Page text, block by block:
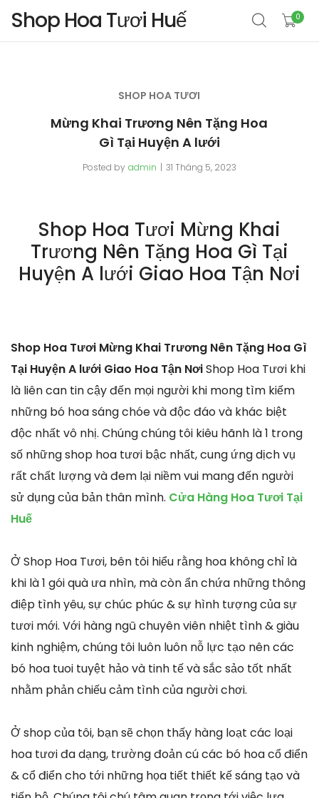
Shop Hoa Tươi Huế 0
SHOP HOA TƯƠI
Mừng Khai Trương Nên Tặng Hoa
Gì Tại Huyện A lưới
Posted by admin 31 Tháng 5, 2023
Shop Hoa Tươi Mừng Khai
Trương Nên Tặng Hoa Gì Tại
Huyện A lưới Giao Hoa Tận Nơi
Shop Hoa Tươi Mừng Khai Trương Nên Tặng Hoa Gì
Tại Huyện A lưới Giao Hoa Tận NơiShop Hoa Tươi khi
là liên can tin cậy đến mọi người khi mong tìm kiếm
những bó hoa sáng chóe và độc đáo và khác biệt
độc nhất vô nhị. Chúng chúng tôi kiêu hãnh là 1 trong
số những shop hoa tươi bậc nhất, cung ứng dịch vụ
rất chất lượng và đem lại niềm vui mang đến người
sử dụng của bản thân mình. Cửa Hàng Hoa Tươi Tại
Huế
Ở Shop Hoa Tươi, bên tôi hiểu rằng hoa không chỉ là
khi là 1 gói quà ưa nhìn, mà còn ẩn chứa những thông
điệp tình yêu, sự chúc phúc & sự hình tượng của sự
tươi mới. Với hàng ngũ chuyên viên nhiệt tình & giàu
kinh nghiệm, chúng tôi luôn luôn nỗ lực tạo nên các
bó hoa tuoi tuyệt hảo và tinh tế và sắc sảo tốt nhất
nhằm phản chiếu cảm tình của người chơi.
Ở shop của tôi, bạn sẽ chọn thấy hàng loạt các loại
hoa tươi đa dạng, trường đoản cú các bó hoa cổ điển
& cổ điển cho tới những họa tiết thiết kế sáng tạo và